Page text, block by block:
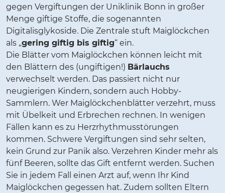
gegen Vergiftungen der Uniklinik Bonn in großer
Menge giftige Stoffe, die sogenannten
Digitalisglykoside. Die Zentrale stuft Maiglöckchen
als „gering giftig bis giftig“ ein.
Die Blätter vom Maiglöckchen können leicht mit
den Blättern des (ungiftigen!) Bärlauchs
verwechselt werden. Das passiert nicht nur
neugierigen Kindern, sondern auch Hobby-
Sammlern. Wer Maiglöckchenblätter verzehrt, muss
mit Übelkeit und Erbrechen rechnen. In wenigen
Fällen kann es zu Herzrhythmusstörungen
kommen. Schwere Vergiftungen sind sehr selten,
kein Grund zur Panik also. Verzehren Kinder mehr als
fünf Beeren, sollte das Gift entfernt werden. Suchen
Sie in jedem Fall einen Arzt auf, wenn Ihr Kind
Maiglöckchen gegessen hat. Zudem sollten Eltern